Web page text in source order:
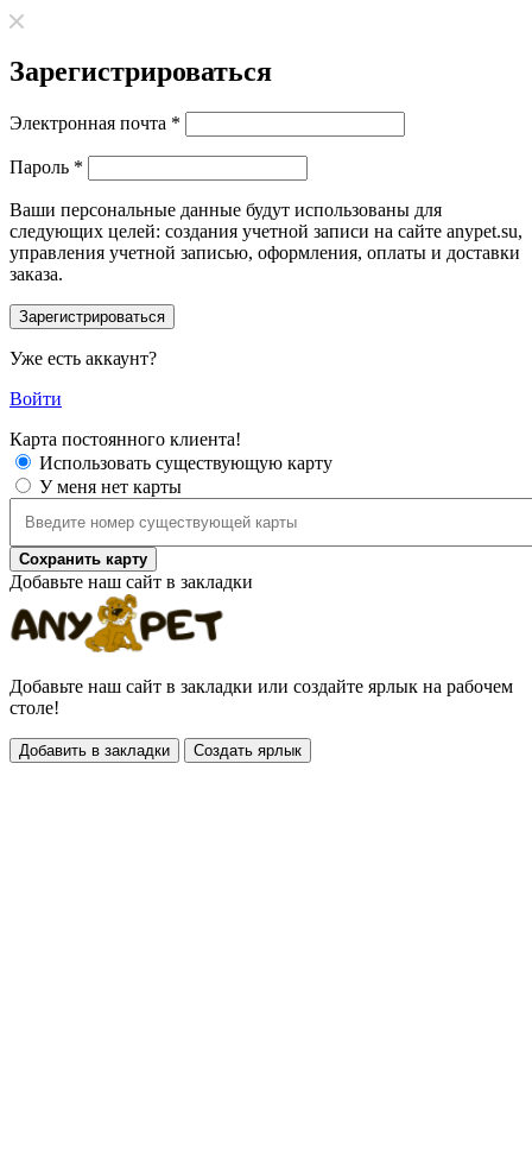
Зарегистрироваться
Электронная почта *
Пароль *
Ваши персональные данные будут использованы для
следующих целей: создания учетной записи на сайте anypet.su,
управления учетной записью, оформления, оплаты и доставки
заказа.
Уже есть аккаунт?
Войти
Карта постоянного клиента!
Использовать существующую карту
У меня нет карты
Сохранить карту
Добавьте наш сайт в закладки
Добавьте наш сайт в закладки или создайте ярлык на рабочем
столе!
Добавить в закладки Создать ярлык